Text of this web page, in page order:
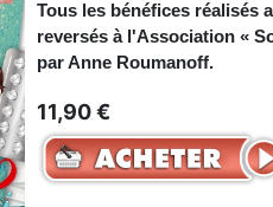
Tous les bénéfices réalisés
reversés à l'Association «
par Anne Roumanoff.
11,90 €